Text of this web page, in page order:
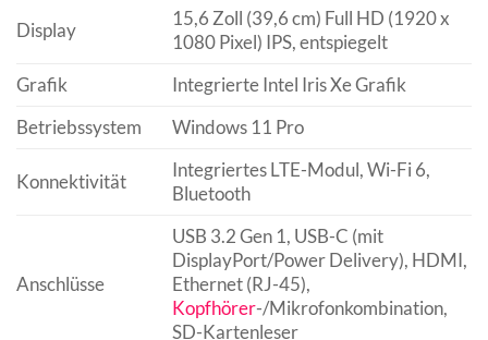
Display
15,6 Zoll (39,6 cm) Full HD (1920 x
1080 Pixel) IPS, entspiegelt
Grafik
Integrierte Intel Iris Xe Grafik
Betriebssystem
Windows 11 Pro
Konnektivität
Integriertes LTE-Modul, Wi-Fi 6,
Bluetooth
Anschlüsse
USB 3.2 Gen 1, USB-C (mit
DisplayPort/Power Delivery), HDMI,
Ethernet (RJ-45),
Kopfhörer-/Mikrofonkombination,
SD-Kartenleser